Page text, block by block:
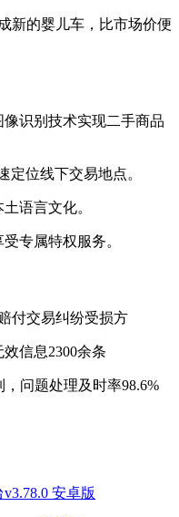
新的婴儿车，比市场价便
识别技术实现二手商品
定位线下交易地点。
语言文化。
专属特权服务。
付交易纠纷受损方
信息2300余条
问题处理及时率98.6%